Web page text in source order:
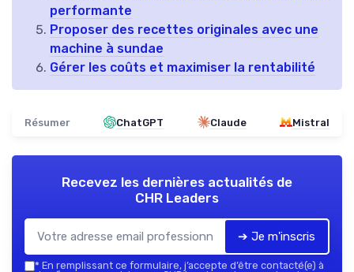
performante
Proposer des recettes originales avec une
machine à sundae
Gérer les coûts et maximiser la rentabilité
Résumer ChatGPT Claude Mistral
Recevez les dernières actualités de
CHR Leaders
➔ Je m'inscris
* En remplissant ce formulaire, j’accepte d’être contacté(e) à